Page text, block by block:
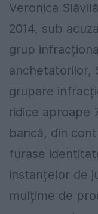
Veronica
2014, sub
grup
anchetatorilor,
grupare
ridice aproape
bancă, din
furase
instanțelor de
mulțime de